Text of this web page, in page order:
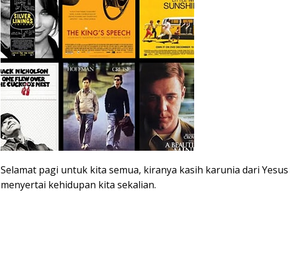
Selamat pagi untuk kita semua, kiranya kasih karunia dari
menyertai kehidupan kita sekalian.